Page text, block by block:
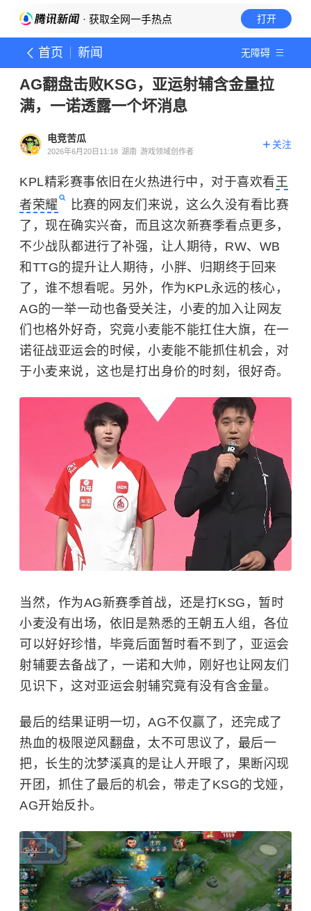
· 获取全网一手热点 打开
首页 新闻 无障碍
AG翻盘击败KSG，亚运射辅含金量拉
满，一诺透露一个坏消息
电竞苦瓜
2026年6月20日11:18 湖南 游戏领域创作者
关注
KPL精彩赛事依旧在火热进行中，对于喜欢看王
者荣耀
比赛的网友们来说，这么久没有看比赛
了，现在确实兴奋，而且这次新赛季看点更多，
不少战队都进行了补强，让人期待，RW、WB
和TTG的提升让人期待，小胖、归期终于回来
了，谁不想看呢。另外，作为KPL永远的核心，
AG的一举一动也备受关注，小麦的加入让网友
们也格外好奇，究竟小麦能不能扛住大旗，在一
诺征战亚运会的时候，小麦能不能抓住机会，对
于小麦来说，这也是打出身价的时刻，很好奇。
当然，作为AG新赛季首战，还是打KSG，暂时
小麦没有出场，依旧是熟悉的王朝五人组，各位
可以好好珍惜，毕竟后面暂时看不到了，亚运会
射辅要去备战了，一诺和大帅，刚好也让网友们
见识下，这对亚运会射辅究竟有没有含金量。
最后的结果证明一切，AG不仅赢了，还完成了
热血的极限逆风翻盘，太不可思议了，最后一
把，长生的沈梦溪真的是让人开眼了，果断闪现
开团，抓住了最后的机会，带走了KSG的戈娅，
AG开始反扑。